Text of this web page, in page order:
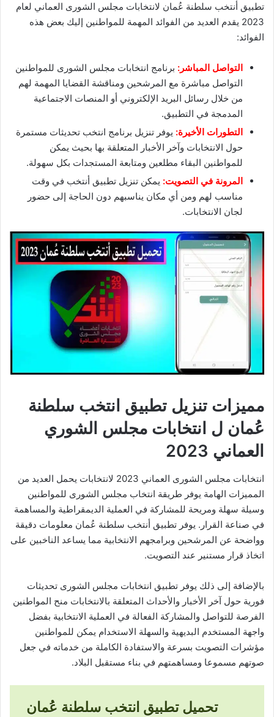
تطبيق أنتخب سلطنة عُمان لانتخابات مجلس الشورى العماني لعام
2023 يقدم العديد من الفوائد المهمة للمواطنين إليك بعض هذه
الفوائد:
التواصل المباشر: برنامج انتخابات مجلس الشورى للمواطنين
التواصل مباشرة مع المرشحين ومناقشة القضايا المهمة لهم
من خلال رسائل البريد الإلكتروني أو المنصات الاجتماعية
المدمجة في التطبيق.
التطورات الأخيرة: يوفر تنزيل برنامج انتخب تحديثات مستمرة
حول الانتخابات وآخر الأخبار المتعلقة بها بحيث يمكن
للمواطنين البقاء مطلعين ومتابعة المستجدات بكل سهولة.
المرونة في التصويت: يمكن تنزيل تطبيق أنتخب في وقت
مناسب لهم ومن أي مكان يناسبهم دون الحاجة إلى حضور
لجان الانتخابات.
مميزات تنزيل تطبيق انتخب سلطنة
عُمان ل انتخابات مجلس الشوري
العماني 2023
انتخابات مجلس الشورى العماني 2023 لانتخابات يحمل العديد من
المميزات الهامة يوفر طريقة انتخاب مجلس الشورى للمواطنين
وسيلة سهلة ومريحة للمشاركة في العملية الديمقراطية والمساهمة
في صناعة القرار. يوفر تطبيق أنتخب سلطنة عُمان معلومات دقيقة
وواضحة عن المرشحين وبرامجهم الانتخابية مما يساعد الناخبين على
اتخاذ قرار مستنير عند التصويت.
بالإضافة إلى ذلك يوفر تطبيق انتخابات مجلس الشورى تحديثات
فورية حول آخر الأخبار والأحداث المتعلقة بالانتخابات منح المواطنين
الفرصة للتواصل والمشاركة الفعالة في العملية الانتخابية بفضل
واجهة المستخدم البديهية والسهلة الاستخدام يمكن للمواطنين
مؤشرات التصويت بسرعة والاستفادة الكاملة من خدماته في جعل
صوتهم مسموعا ومساهمتهم في بناء مستقبل البلاد.
تحميل تطبيق انتخب سلطنة عُمان